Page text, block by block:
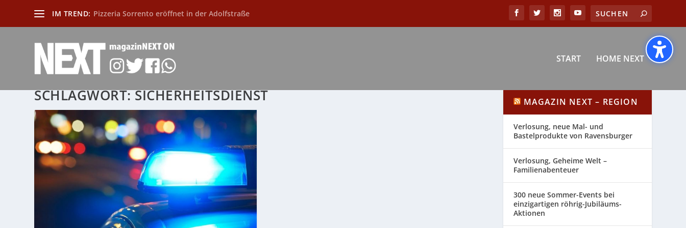
IM TREND: Pizzeria Sorrento eröffnet in der Adolfstraße
START HOME NEXT
SCHLAGWORT:SICHERHEITSDIENST MAGAZIN NEXT – REGION
Verlosung, neue Mal- und
Bastelprodukte von Ravensburger
Verlosung, Geheime Welt –
Familienabenteuer
300 neue Sommer-Events bei
einzigartigen röhrig-Jubiläums-
Aktionen